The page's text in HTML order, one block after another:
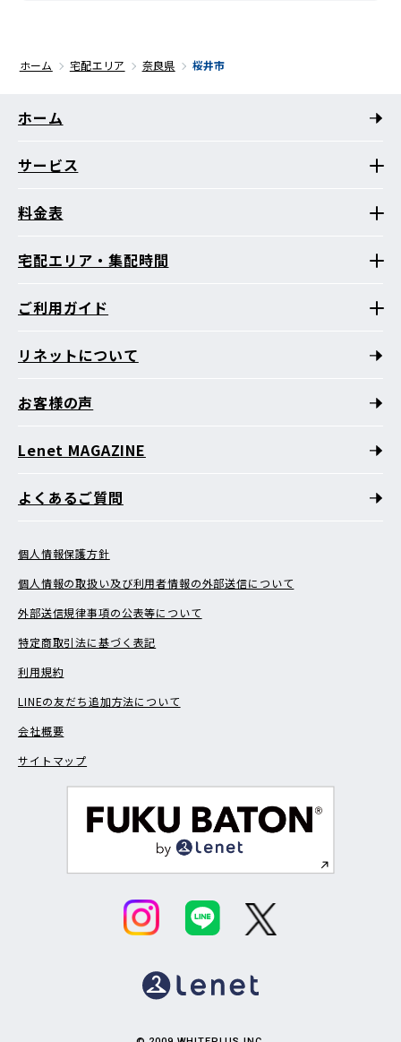
ホーム 宅配エリア 奈良県 桜井市
ホーム
サービス
料金表
宅配エリア・集配時間
ご利用ガイド
リネットについて
お客様の声
Lenet MAGAZINE
よくあるご質問
個人情報保護方針
個人情報の取扱い及び利用者情報の外部送信について
外部送信規律事項の公表等について
特定商取引法に基づく表記
利用規約
LINEの友だち追加方法について
会社概要
サイトマップ